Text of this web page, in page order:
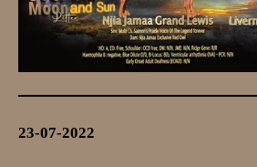
23-07-2022